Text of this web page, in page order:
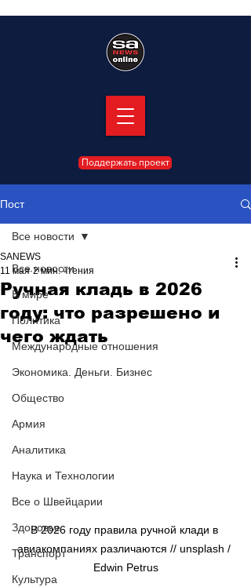
Поддержать проект
Пост
Все новости
В мире
Политика
Международные отношения
Экономика. Деньги. Бизнес
Общество
Армия
Аналитика
Наука и Технологии
Все о Швейцарии
Здоровье
Транспорт
Культура
Все новости
Ручная кладь в 2026
году: что разрешено и
чего ждать
SANEWS
11 мая 2 мин. чтения
В 2026 году правила ручной клади в
авиакомпаниях различаются // unsplash /
Edwin Petrus